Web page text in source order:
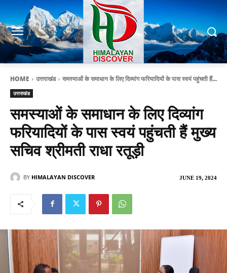
HOME उत्तराखंड समस्याओं के समाधान के लिए दिव्यांग फरियादियों के पास स्वयं पहुंचती हैं...
उत्तराखंड
समस्याओं के समाधान के लिए दिव्यांग
फरियादियों के पास स्वयं पहुंचती हैं मुख्य
सचिव श्रीमती राधा रतूड़ी
JUNE 19, 2024
BY HIMALAYAN DISCOVER